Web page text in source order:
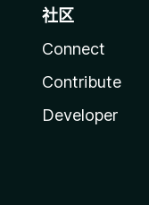
社区
Connect
Contribute
Developer